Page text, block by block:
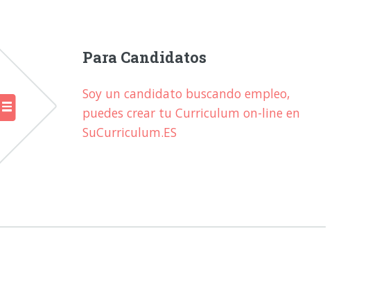
Para Candidatos
Soy un candidato buscando empleo,
puedes crear tu Curriculum on-line en
SuCurriculum.ES